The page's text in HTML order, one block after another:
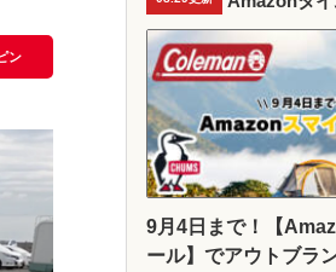
ン
9月4日まで！【
ール】でアウトブラ